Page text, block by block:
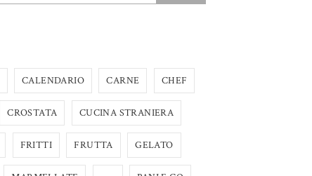
CALENDARIO CARNE CHEF
CROSTATA CUCINA STRANIERA
FRITTI FRUTTA GELATO